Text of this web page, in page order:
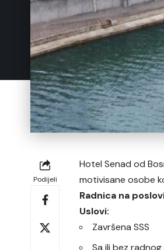
Podijeli
Hotel Senad od
motivisane osobe
Radnica na
Uslovi:
Završena SSS